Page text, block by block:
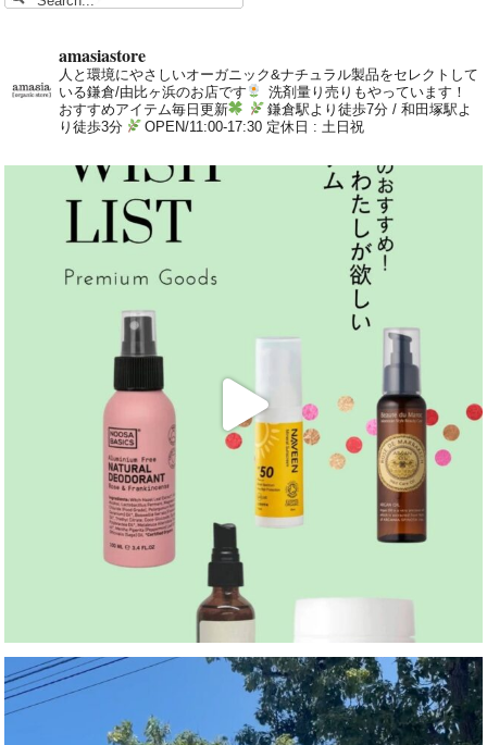
amasiastore
人と環境にやさしいオーガニック&ナチュラル製品をセレクトして
いる鎌倉/由比ヶ浜のお店です
洗剤量り売りもやっています！
おすすめアイテム毎日更新
鎌倉駅より徒歩7分 / 和田塚駅よ
り徒歩3分
OPEN/11:00-17:30 定休日 : 土日祝